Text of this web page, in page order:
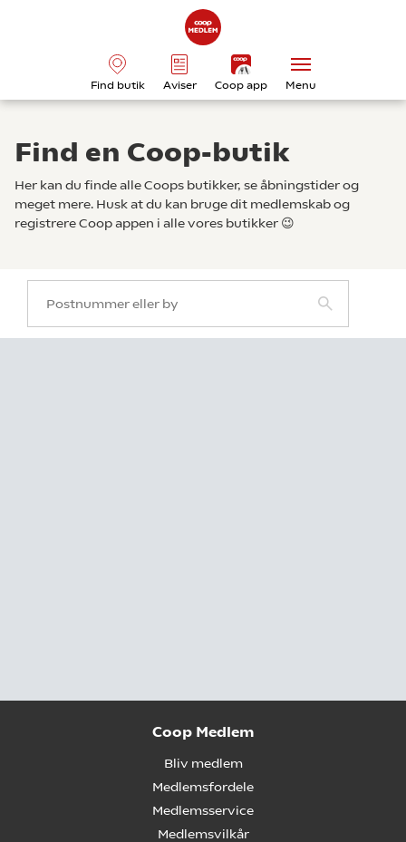
Find butik Aviser Coop app Menu
Find en Coop-butik
Her kan du finde alle Coops butikker, se åbningstider og
meget mere. Husk at du kan bruge dit medlemskab og
registrere Coop appen i alle vores butikker 😉
Coop Medlem
Bliv medlem
Medlemsfordele
Medlemsservice
Medlemsvilkår